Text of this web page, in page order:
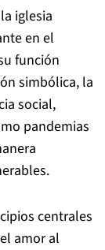
iglesia
en el
función
simbólica, la
social,
pandemias
centrales
amor al